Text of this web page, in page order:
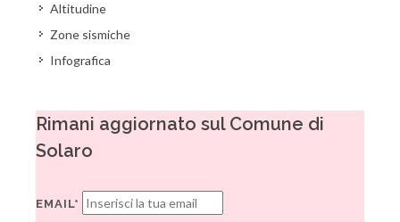
Altitudine
Zone sismiche
Infografica
Rimani aggiornato sul Comune di
Solaro
EMAIL*